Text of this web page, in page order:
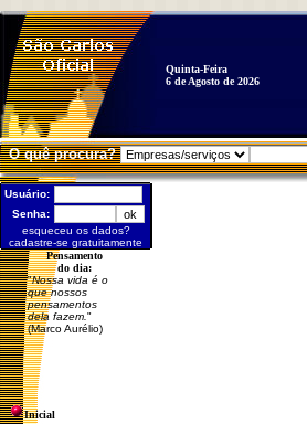
Quinta-Feira
6 de Agosto de 2026
O quê procura?
Usuário:
Senha:
esqueceu os dados?
cadastre-se gratuitamente
Pensamento
do dia:
"Nossa vida é o
que nossos
pensamentos
dela fazem. "
(Marco Aurélio)
Inicial